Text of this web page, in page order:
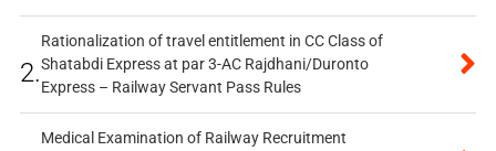
2.
Rationalization of travel entitlement in CC Class of
Shatabdi Express at par 3-AC Rajdhani/Duronto
Express – Railway Servant Pass Rules
Medical Examination of Railway Recruitment